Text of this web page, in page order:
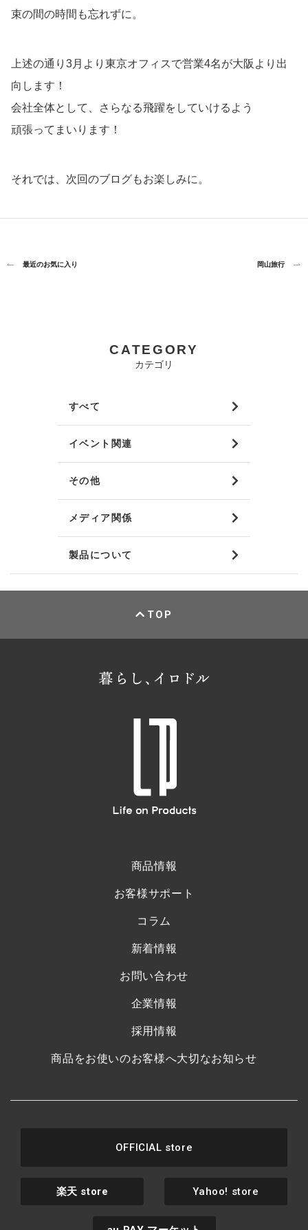
束の間の時間も忘れずに。
上述の通り3月より東京オフィスで営業4名が大阪より出
向します！
会社全体として、さらなる飛躍をしていけるよう
頑張ってまいります！
それでは、次回のブログもお楽しみに。
最近のお気に入り 岡山旅行
CATEGORY
カテゴリ
すべて
イベント関連
その他
メディア関係
製品について
TOP
商品情報
お客様サポート
コラム
新着情報
お問い合わせ
企業情報
採用情報
商品をお使いのお客様へ大切なお知らせ
OFFICIAL store
楽天 store Yahoo! store